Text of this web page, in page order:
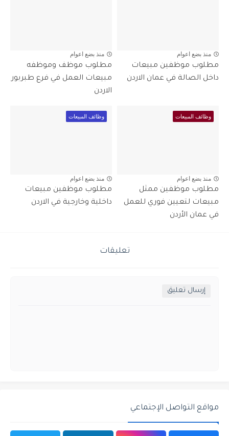
منذ بضع اعوام
مطلوب موظفين مبيعات
داخل الصالة في عمان الاردن
منذ بضع اعوام
مطلوب موظف وموظفه
مبيعات العمل في فرع طبربور
الاردن
وظائف المبيعات
منذ بضع اعوام
مطلوب موظفين ممثل
مبيعات لتعيين فوري للعمل
في عمان الأردن
وظائف المبيعات
منذ بضع اعوام
مطلوب موظفين مبيعات
داخلية وخارجية في الاردن
تعليقات
إرسال تعليق
مواقع التواصل الإجتماعي